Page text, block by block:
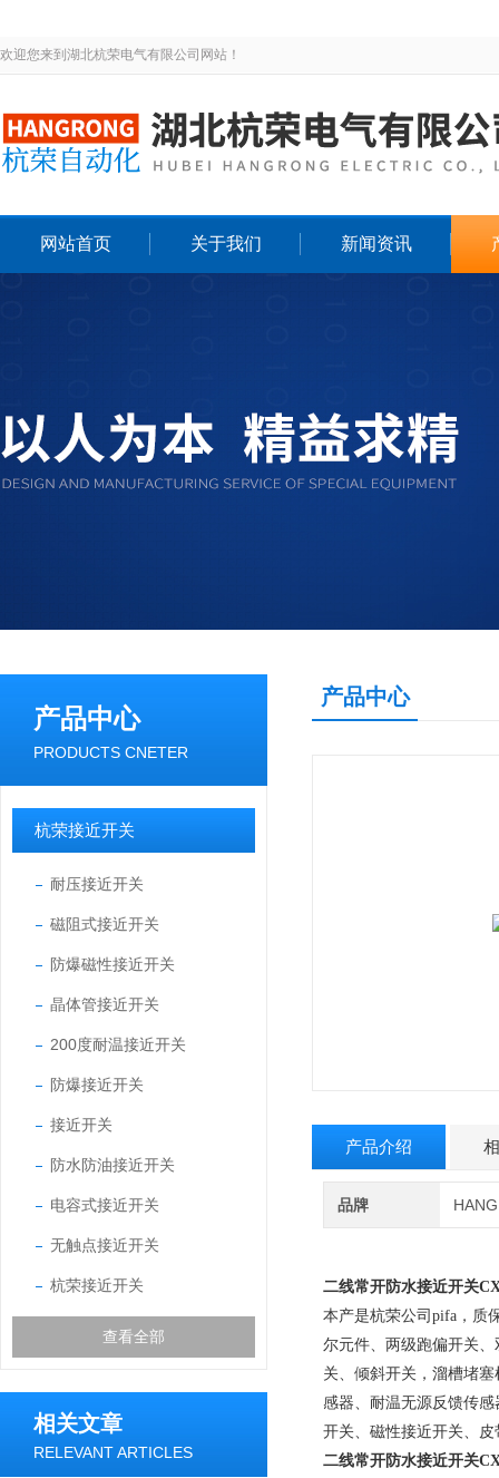
欢迎您来到湖北杭荣电气有限公司网站！
网站首页 关于我们 新闻资讯
产品中心
PRODUCTS CNETER
杭荣接近开关
耐压接近开关
磁阻式接近开关
防爆磁性接近开关
晶体管接近开关
200度耐温接近开关
防爆接近开关
接近开关
防水防油接近开关
电容式接近开关
无触点接近开关
杭荣接近开关
查看全部
相关文章
RELEVANT ARTICLES
产品中心
产品介绍
品牌
二线常开防水接近开关
本产是杭荣公司pifa，质
尔元件、两级跑偏开关
关、倾斜开关，溜槽堵
感器、耐温无源反馈传
开关、磁性接近开关、
二线常开防水接近开关